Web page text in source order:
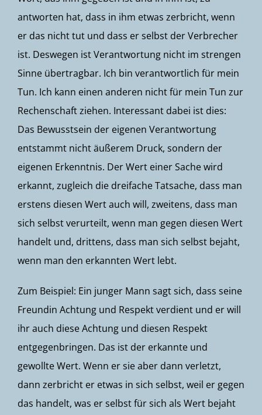
antworten hat, dass in ihm etwas zerbricht, wenn
er das nicht tut und dass er selbst der Verbrecher
ist. Deswegen ist Verantwortung nicht im strengen
Sinne übertragbar. Ich bin verantwortlich für mein
Tun. Ich kann einen anderen nicht für mein Tun zur
Rechenschaft ziehen. Interessant dabei ist dies:
Das Bewusstsein der eigenen Verantwortung
entstammt nicht äußerem Druck, sondern der
eigenen Erkenntnis. Der Wert einer Sache wird
erkannt, zugleich die dreifache Tatsache, dass man
erstens diesen Wert auch will, zweitens, dass man
sich selbst verurteilt, wenn man gegen diesen Wert
handelt und, drittens, dass man sich selbst bejaht,
wenn man den erkannten Wert lebt.
Zum Beispiel: Ein junger Mann sagt sich, dass seine
Freundin Achtung und Respekt verdient und er will
ihr auch diese Achtung und diesen Respekt
entgegenbringen. Das ist der erkannte und
gewollte Wert. Wenn er sie aber dann verletzt,
dann zerbricht er etwas in sich selbst, weil er gegen
das handelt, was er selbst für sich als Wert bejaht